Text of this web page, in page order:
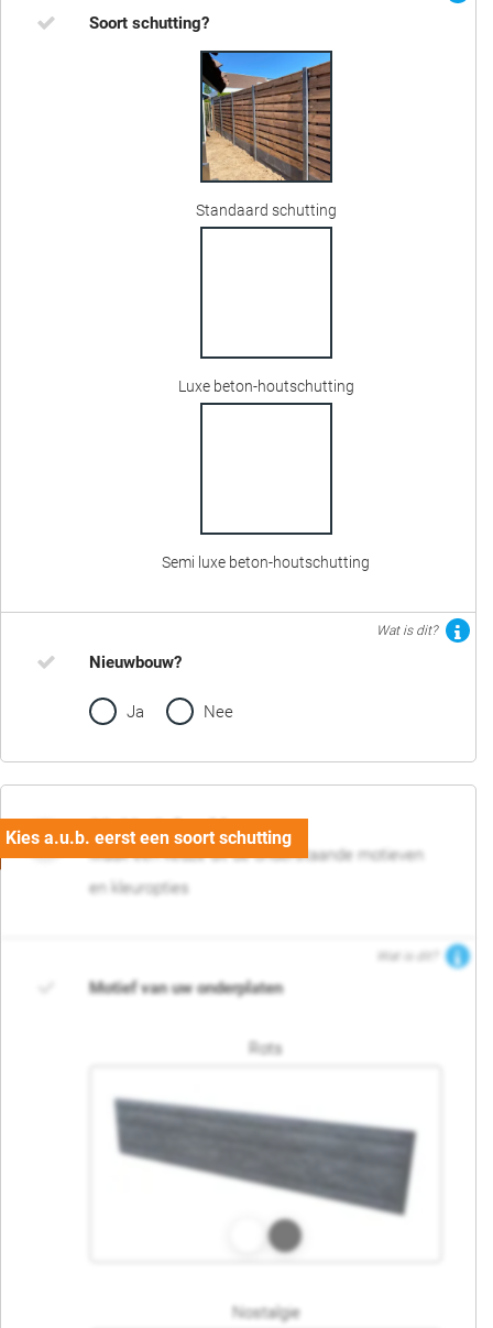
Soort schutting?
Standaard schutting
Luxe beton-houtschutting
Semi luxe beton-houtschutting
Wat is dit?
Nieuwbouw?
Ja Nee
02. Motief en kleur
Maak een keuze uit de onderstaande motieven
en kleuropties
Wat is dit?
Motief van uw onderplaten
Rots
Nostalgie